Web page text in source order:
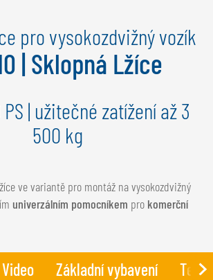
pro vysokozdvižný vozík
| Sklopná Lžíce
PS | užitečné zatížení až 3
500 kg
ve variantě pro montáž na vysokozdvižný
univerzálním pomocníkem pro komerční
Video Základní vybavení